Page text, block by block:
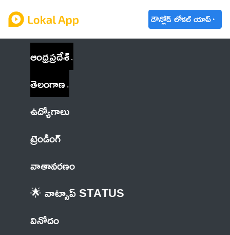
డౌన్లోడ్ లోకల్ యాప్
ఆంధ్రప్రదేశ్
తెలంగాణ
ఉద్యోగాలు
ట్రెండింగ్
వాతావరణం
🌟 వాట్సాప్ STATUS
వినోదం